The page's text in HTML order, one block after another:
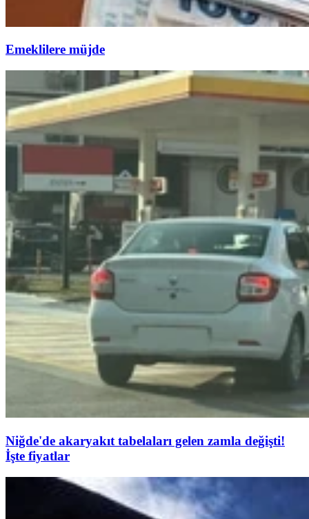
Emeklilere müjde
Niğde'de akaryakıt tabelaları gelen zamla değişti!
İşte fiyatlar